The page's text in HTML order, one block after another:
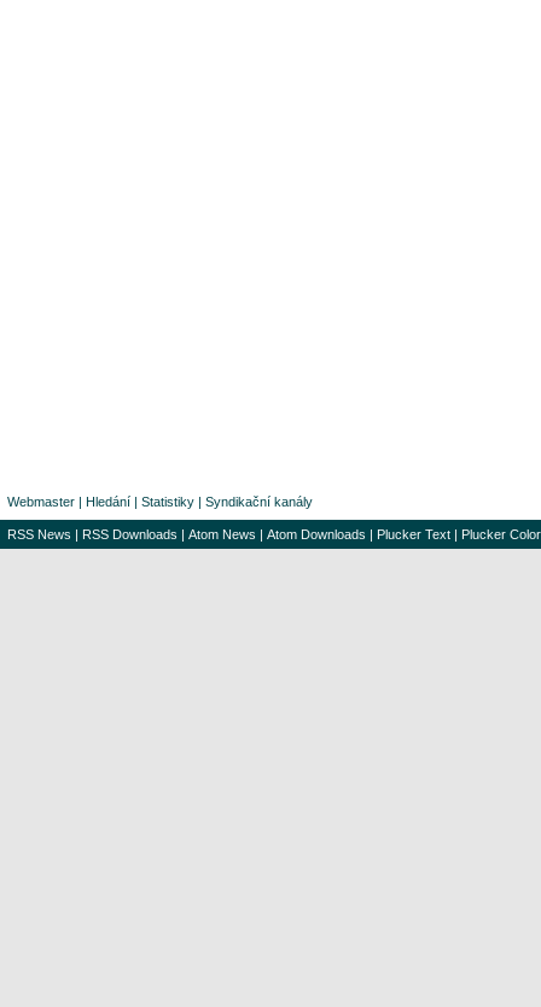
Webmaster | Hledání | Statistiky | Syndikační kanály
RSS News | RSS Downloads | Atom News | Atom Downloads | Plucker Text | Plucker Color